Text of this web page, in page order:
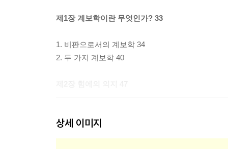
제1장 계보학이란 무엇인가? 33
1. 비판으로서의 계보학 34
2. 두 가지 계보학 40
2. 의지들의 의지, 의지들에 대한 의지 59
3. 무엇이 힘들을 종합하는가 63
상세 이미지